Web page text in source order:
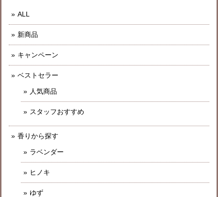
ALL
新商品
キャンペーン
ベストセラー
人気商品
スタッフおすすめ
香りから探す
ラベンダー
ヒノキ
ゆず